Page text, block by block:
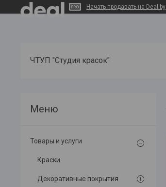
Начать продавать на Deal.by
ЧТУП "Студия красок"
Товары и услуги
Краски
Декоративные покрытия